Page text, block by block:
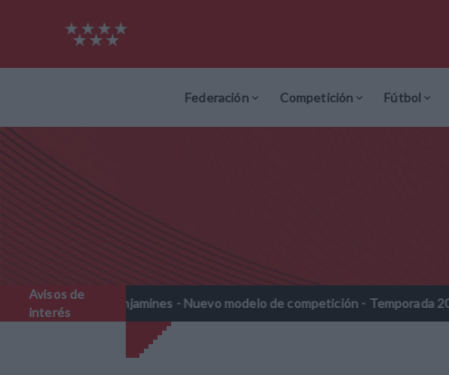
Federación Competición Fútbol
Avisos de
interés
- Nuevo modelo de competición - Temporada 2026-2027 //